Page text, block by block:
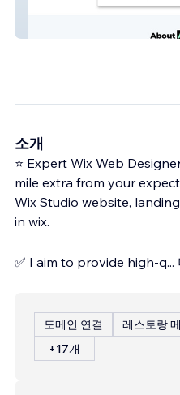
소개
⭐ Expert Wix Web
mile extra from your
Wix Studio website,
in wix.
✅ I aim to provide high-q...
도메인 연결 레스토랑
+17개